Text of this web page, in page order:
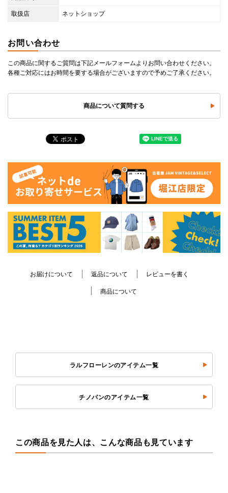
取扱店 ネットショップ
お問い合わせ
この商品に関するご質問は下記メールフォームよりお問い合わせください。
各種ご対応にはお時間を要する場合がございますので予めご了承ください。
商品について質問する
お届けについて 返品について レビューを書く
商品について
ラルフローレンのアイテム一覧
チノパンのアイテム一覧
この商品を見た人は、こんな商品も見ています